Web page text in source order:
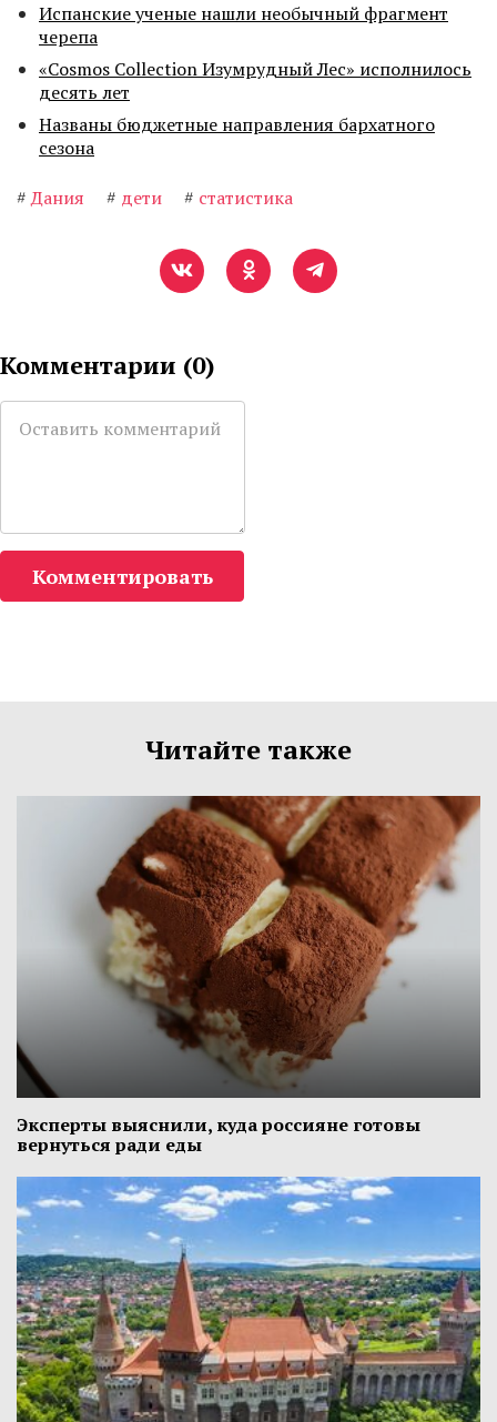
Испанские ученые нашли необычный фрагмент
черепа
«Cosmos Collection Изумрудный Лес» исполнилось
десять лет
Названы бюджетные направления бархатного
сезона
# Дания # дети # статистика
Комментарии (0)
Комментировать
Читайте также
Эксперты выяснили, куда россияне готовы
вернуться ради еды